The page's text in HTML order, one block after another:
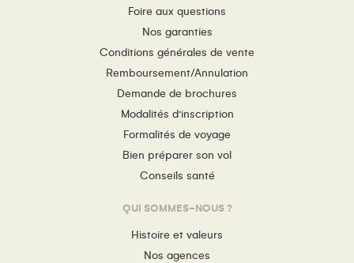
Foire aux questions
Nos garanties
Conditions générales de vente
Remboursement/Annulation
Demande de brochures
Modalités d’inscription
Formalités de voyage
Bien préparer son vol
Conseils santé
QUI SOMMES-NOUS ?
Histoire et valeurs
Nos agences